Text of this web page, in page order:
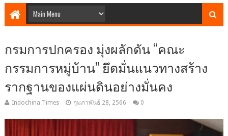
กรมการปกครอง มุ่งผลักดัน “คณะ
กรรมการหมู่บ้าน” ยึดมั่นแนวทางสร้าง
รากฐานของแผ่นดินอย่างมั่นคง
Indochina Times กุมภาพันธ์ 28, 2566 0